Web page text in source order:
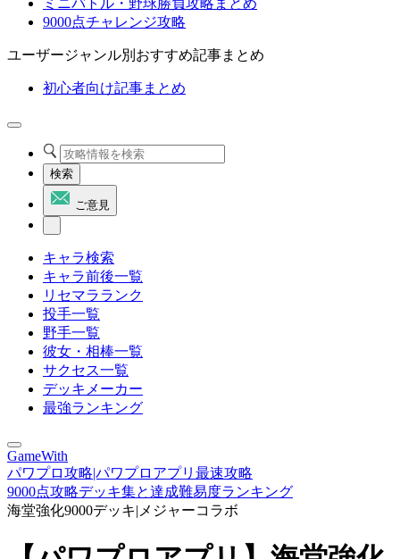
ミニバトル・野球勝負攻略まとめ
9000点チャレンジ攻略
ユーザージャンル別おすすめ記事まとめ
初心者向け記事まとめ
検索
ご意見
キャラ検索
キャラ前後一覧
リセマラランク
投手一覧
野手一覧
彼女・相棒一覧
サクセス一覧
デッキメーカー
最強ランキング
GameWith
パワプロ攻略|パワプロアプリ最速攻略
9000点攻略デッキ集と達成難易度ランキング
海堂強化9000デッキ|メジャーコラボ